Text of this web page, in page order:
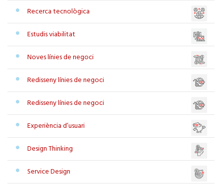
Recerca tecnològica
Estudis viabilitat
Noves línies de negoci
Redisseny línies de negoci
Redisseny línies de negoci
Experiència d’usuari
Design Thinking
Service Design